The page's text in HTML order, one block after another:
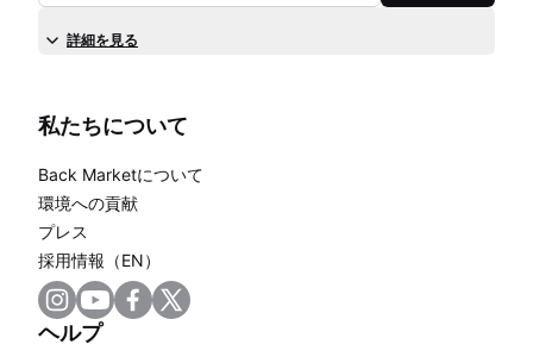
詳細を見る
私たちについて
Back Marketについて
環境への貢献
プレス
採用情報（EN）
ヘルプ